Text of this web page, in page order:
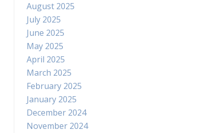
August 2025
July 2025
June 2025
May 2025
April 2025
March 2025
February 2025
January 2025
December 2024
November 2024